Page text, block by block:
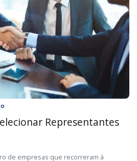
Representantes
de empresas que recorreram à